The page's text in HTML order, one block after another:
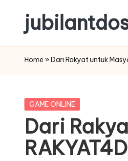
contentHome » Dari Rakyat untuk
Posted
GAME ONLINE
Dari
RAKYAT4D